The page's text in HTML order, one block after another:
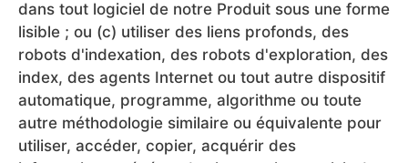
dans tout logiciel de notre Produit sous une forme
lisible ; ou (c) utiliser des liens profonds, des
robots d'indexation, des robots d'exploration, des
index, des agents Internet ou tout autre dispositif
automatique, programme, algorithme ou toute
autre méthodologie similaire ou équivalente pour
utiliser, accéder, copier, acquérir des